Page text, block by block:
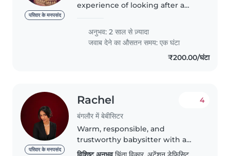
परिवार के मनपसंद
experience of looking after a
dedicated towards my
work..very much caring and I will
fulfill my duty with
अनुभव: 2 साल से ज़्यादा
जवाब देने का औसतन समय: एक घंटा
₹200.00/घंटा
परिवार के मनपसंद
Rachel
बंगलौर में बेबीसिटर
4
Warm, responsible, and
trustworthy babysitter with a
natural ability to connect with